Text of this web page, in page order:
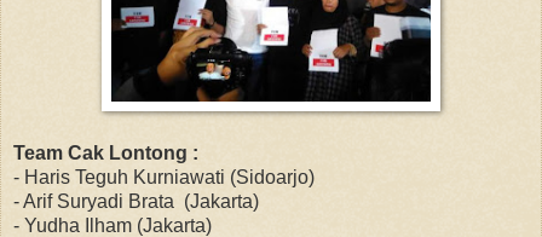
Team Cak Lontong :
- Haris Teguh Kurniawati (Sidoarjo)
- Arif Suryadi Brata (Jakarta)
- Yudha Ilham (Jakarta)